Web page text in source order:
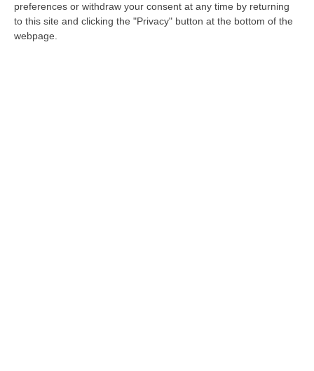
preferences or withdraw your consent at any time by returning
to this site and clicking the "Privacy" button at the bottom of the
webpage.
realtà nel cuore delle Marche ma operativa
anche in
Calabria
, una vera e propria